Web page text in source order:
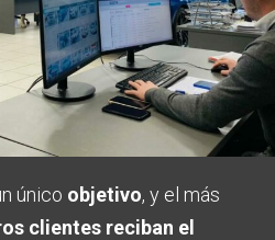
único objetivo, y el más
clientes reciban el